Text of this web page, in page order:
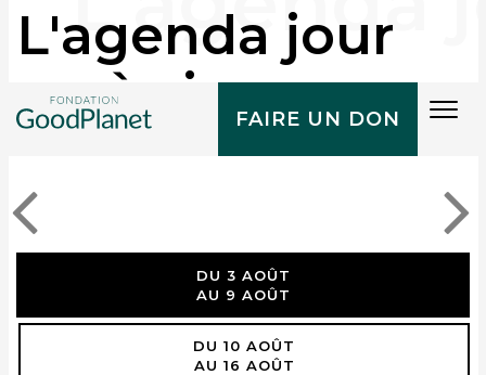
FAIRE UN DON
L'agenda jour
après jour
DU 3 AOÛT
AU 9 AOÛT
DU 10 AOÛT
AU 16 AOÛT